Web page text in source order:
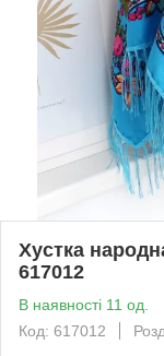
Хустка
617012
В наявності 11 од.
Код: 617012